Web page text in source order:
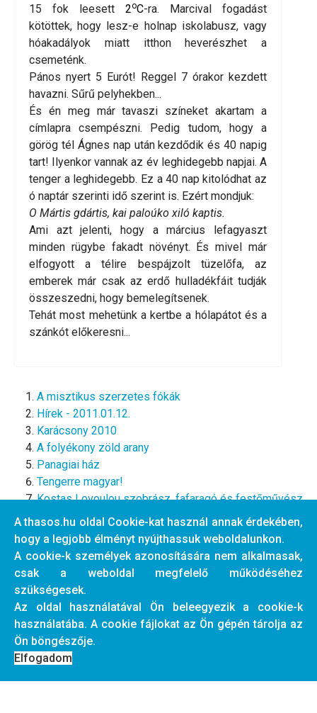
15 fok leesett 2oC-ra. Marcival fogadást
kötöttek, hogy lesz-e holnap iskolabusz, vagy
hóakadályok miatt itthon heverészhet a
csemeténk.
Pános nyert 5 Eurót! Reggel 7 órakor kezdett
havazni. Sűrű pelyhekben...
És én meg már tavaszi színeket akartam a
címlapra csempészni. Pedig tudom, hogy a
görög tél Ágnes nap után kezdődik és 40 napig
tart! Ilyenkor vannak az év leghidegebb napjai. A
tenger a leghidegebb. Ez a 40 nap kitolódhat az
ó naptár szerinti idő szerint is. Ezért mondjuk:
O Mártis gdártis, kai paloúko xiló kaptis.
Ami azt jelenti, hogy a március lefagyaszt
minden rügybe fakadt növényt. És mivel már
elfogyott a télire bespájzolt tüzelőfa, az
emberek már csak az erdő hulladékfáit tudják
összeszedni, hogy bemelegítsenek.
Tehát most mehetünk a kertbe a hólapátot és a
szánkót előkeresni...
A misztikus szerzetes fókák
Hírek - 2011.01.12.
Karácsony 2010
A folyékony zöld arany
Panagiai ház
Tengerre magyar!
Kostas Lovoulou szobrász, fafaragó és festőművész
- 2010
Szia! - 2010
Thassos régen - 1965
2010. május 1. - beszámoló
14. oldal / 18
9
A thasos.hu oldal Cookie-kat használ annak érdekében,
hogy a legjobb élményt nyújthassuk weboldalunkon.
A cookie-k személyek azonosítására nem alkalmasak,
csak a weboldal megfelelő működéséhez
szükségesek.
Az oldal használatával Ön beleegyezik a cookie-k
használatába. A cookie fájlokat az Ön gépén tárolja az
Ön böngészője.
Elfogadom